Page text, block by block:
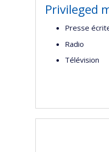
Privileged
Presse
Radio
Télévision